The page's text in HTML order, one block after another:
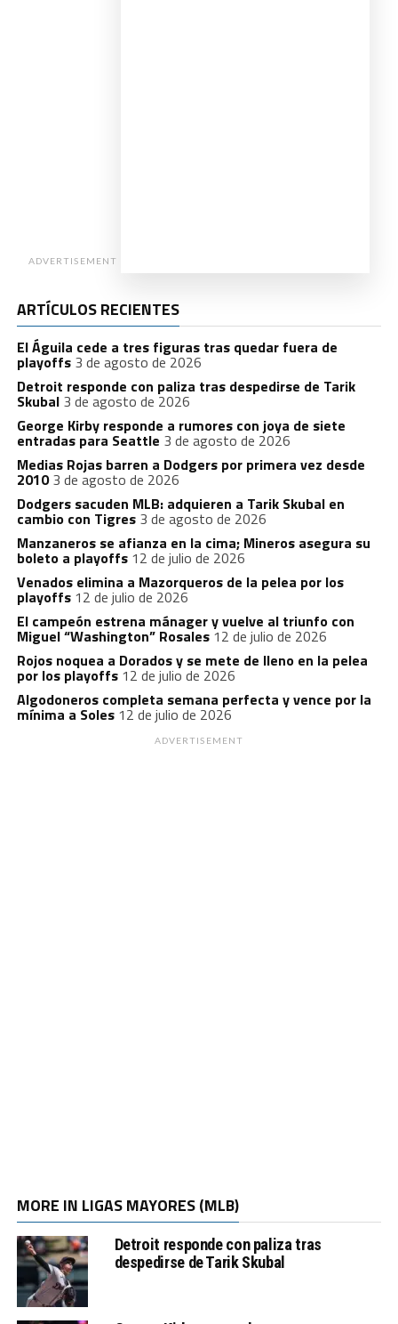
ADVERTISEMENT
ARTÍCULOS RECIENTES
El Águila cede a tres figuras tras quedar fuera de
playoffs 3 de agosto de 2026
Detroit responde con paliza tras despedirse de Tarik
Skubal 3 de agosto de 2026
George Kirby responde a rumores con joya de siete
entradas para Seattle 3 de agosto de 2026
Medias Rojas barren a Dodgers por primera vez desde
2010 3 de agosto de 2026
Dodgers sacuden MLB: adquieren a Tarik Skubal en
cambio con Tigres 3 de agosto de 2026
Manzaneros se afianza en la cima; Mineros asegura su
boleto a playoffs 12 de julio de 2026
Venados elimina a Mazorqueros de la pelea por los
playoffs 12 de julio de 2026
El campeón estrena mánager y vuelve al triunfo con
Miguel “Washington” Rosales 12 de julio de 2026
Rojos noquea a Dorados y se mete de lleno en la pelea
por los playoffs 12 de julio de 2026
Algodoneros completa semana perfecta y vence por la
mínima a Soles 12 de julio de 2026
ADVERTISEMENT
MORE IN LIGAS MAYORES (MLB)
Detroit responde con paliza tras
despedirse de Tarik Skubal